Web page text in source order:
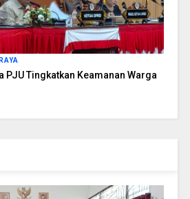
PJU Tingkatkan Keamanan Warga